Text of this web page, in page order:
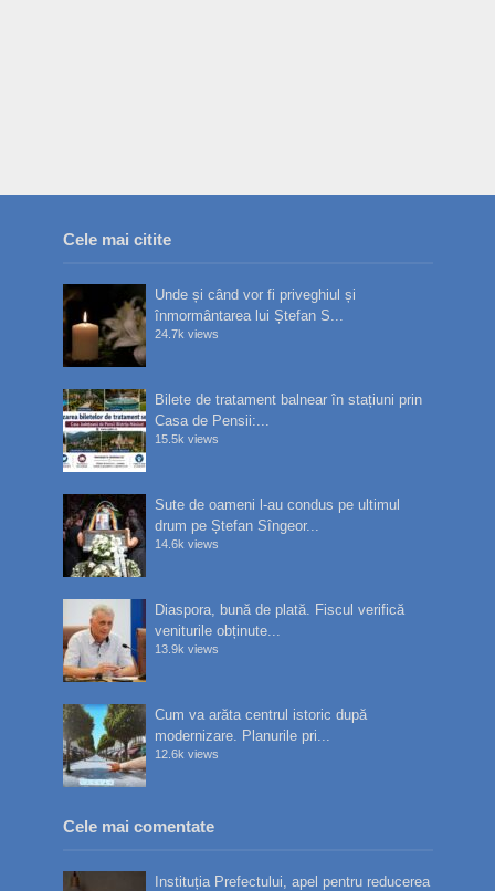
Cele mai citite
Unde și când vor fi priveghiul și
înmormântarea lui Ștefan S...
24.7k views
Bilete de tratament balnear în stațiuni prin
Casa de Pensii:...
15.5k views
Sute de oameni l-au condus pe ultimul
drum pe Ștefan Sîngeor...
14.6k views
Diaspora, bună de plată. Fiscul verifică
veniturile obținute...
13.9k views
Cum va arăta centrul istoric după
modernizare. Planurile pri...
12.6k views
Cele mai comentate
Instituția Prefectului, apel pentru reducerea